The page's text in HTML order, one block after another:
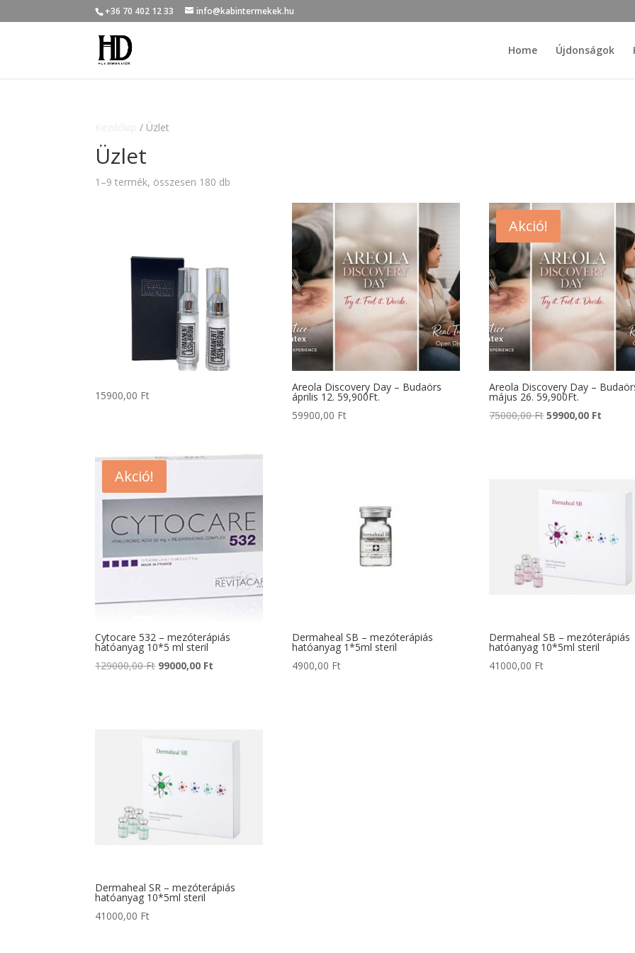
+36 70 402 12 33 info@kabintermekek.hu
Home Újdonságok
/ Üzlet
Üzlet
1–9 termék, összesen 180 db
15900,00 Ft
Areola Discovery Day – Budaörs
április 12. 59,900Ft.
59900,00 Ft
Akció!
Areola Discovery Day –
május 26. 59,900Ft.
75000,00FtOriginal
59900,00 Ft
Akció!
Cytocare 532 – mezóterápiás
hatóanyag 10*5 ml steril
129000,00Ft Original
99000,00 Ft
Dermaheal SB – mezóterápiás
hatóanyag 1*5ml steril
4900,00 Ft
Dermaheal SB – mezóterápiás
hatóanyag 10*5ml steril
41000,00 Ft
Dermaheal SR – mezóterápiás
hatóanyag 10*5ml steril
41000,00 Ft